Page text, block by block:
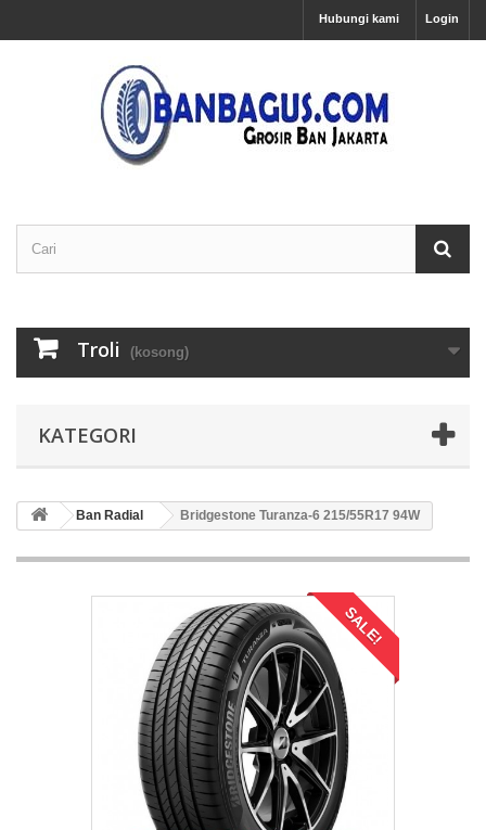
Login
Hubungi kami
Troli (kosong)
KATEGORI
Ban Radial Bridgestone Turanza-6 215/55R17 94W
SALE!